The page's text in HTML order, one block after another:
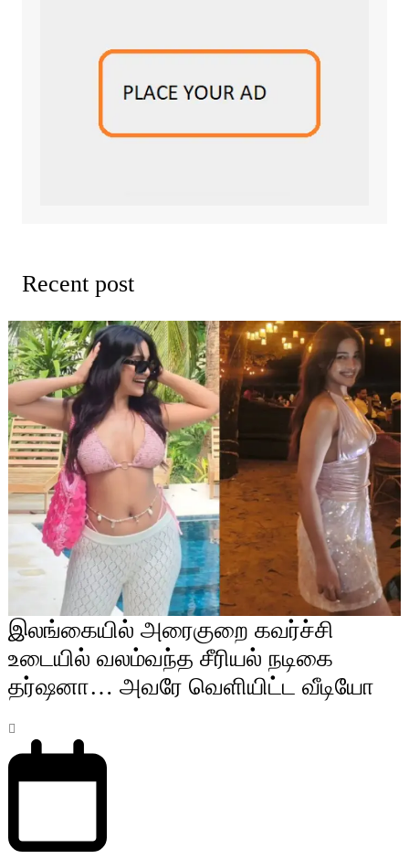
Recent post
இலங்கையில் அரைகுறை கவர்ச்சி
உடையில் வலம்வந்த சீரியல் நடிகை
தர்ஷனா… அவரே வெளியிட்ட வீடியோ